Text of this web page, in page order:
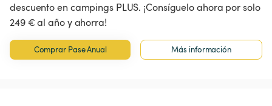
descuento en campings PLUS. ¡Consíguelo ahora por solo
249 € al año y ahorra!
Comprar Pase Anual Más información